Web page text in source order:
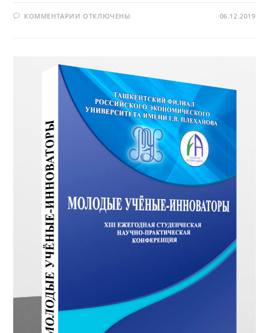
КОММЕНТАРИИ К
ОТКЛЮЧЕНЫ 06.12.2019